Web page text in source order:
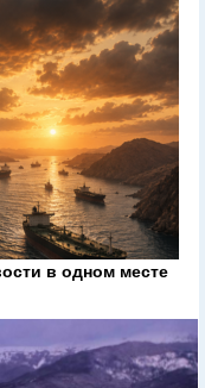
в одном месте